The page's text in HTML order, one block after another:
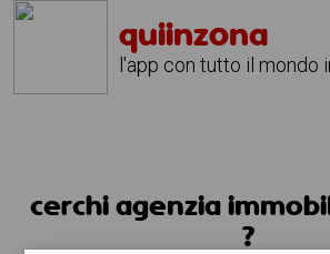
quiinzona
l'app con tutto il mondo
cerchi agenzia
?